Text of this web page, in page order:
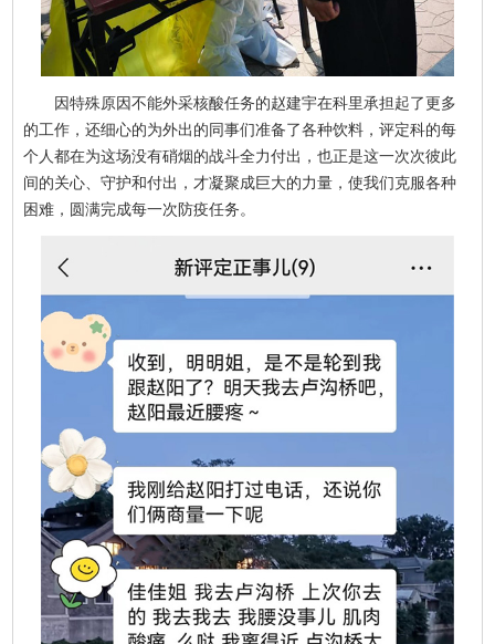
因特殊原因不能外采核酸任务的赵建宇在科里承担起了更多
的工作，还细心的为外出的同事们准备了各种饮料，评定科的每
个人都在为这场没有硝烟的战斗全力付出，也正是这一次次彼此
间的关心、守护和付出，才凝聚成巨大的力量，使我们克服各种
困难，圆满完成每一次防疫任务。